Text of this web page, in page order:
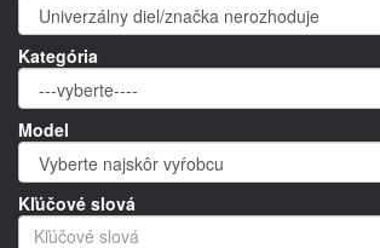
Kategória
Model
Kľúčové slová